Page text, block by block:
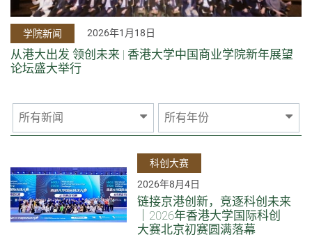
学院新闻 2026年1月18日
从港大出发 领创未来 | 香港大学中国商业学院新年展望
论坛盛大举行
所有新闻 所有年份
科创大赛
2026年8月4日
链接京港创新，竞逐科创未来
｜2026年香港大学国际科创
大赛北京初赛圆满落幕